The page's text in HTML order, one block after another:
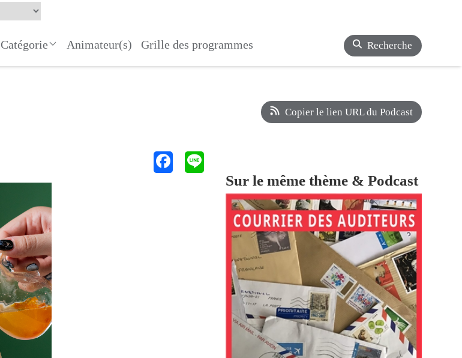
Catégorie Animateur(s) Grille des programmes Recherche
Copier le lien URL du Podcast
Sur le même thème & Podcast